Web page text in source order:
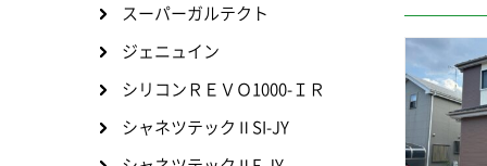
スーパーガルテクト
ジェニュイン
シリコンＲＥＶＯ1000-ＩＲ
シャネツテックⅡSI-JY